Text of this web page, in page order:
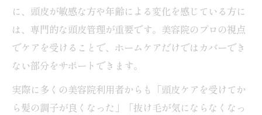
に、頭皮が敏感な方や年齢による変化を感じている方に
は、専門的な頭皮管理が重要です。美容院のプロの視点
でケアを受けることで、ホームケアだけではカバーでき
ない部分をサポートできます。
実際に多くの美容院利用者からも「頭皮ケアを受けてか
ら髪の調子が良くなった」「抜け毛が気にならなくなっ